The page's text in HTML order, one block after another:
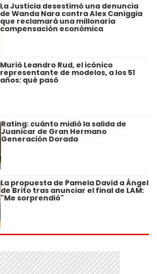
La Justicia desestimó una denuncia
de Wanda Nara contra Alex Caniggia
que reclamará una millonaria
compensación económica
Murió Leandro Rud, el icónico
representante de modelos, a los 51
años: qué pasó
Rating: cuánto midió la salida de
Juanicar de Gran Hermano
Generación Dorada
La propuesta de Pamela David a Ángel
de Brito tras anunciar el final de LAM:
"Me sorprendió"